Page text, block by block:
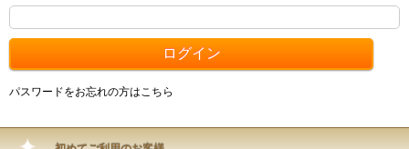
パスワードをお忘れの方はこちら